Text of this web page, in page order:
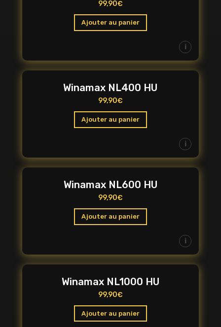
99,90€
Ajouter au panier
i
Winamax NL400 HU
99,90€
Ajouter au panier
i
Winamax NL600 HU
99,90€
Ajouter au panier
i
Winamax NL1000 HU
99,90€
Ajouter au panier